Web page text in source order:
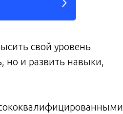
свой уровень
и развить навыки,